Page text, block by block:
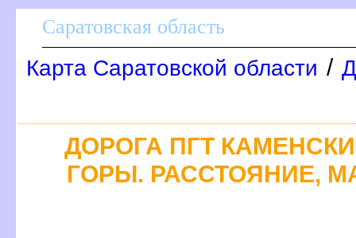
Саратовская область
Карта Саратовской области /
ДОРОГА ПГТ
ГОРЫ. РАССТОЯНИЕ,